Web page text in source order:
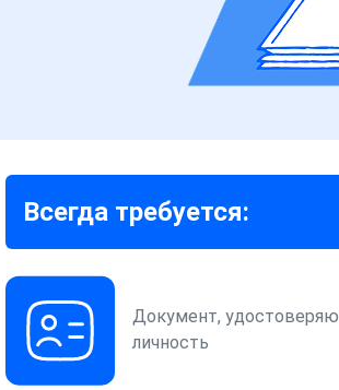
Всегда требуется:
Документ,
личность